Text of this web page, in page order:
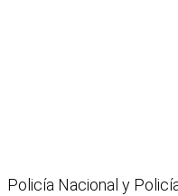
Policía Nacional y